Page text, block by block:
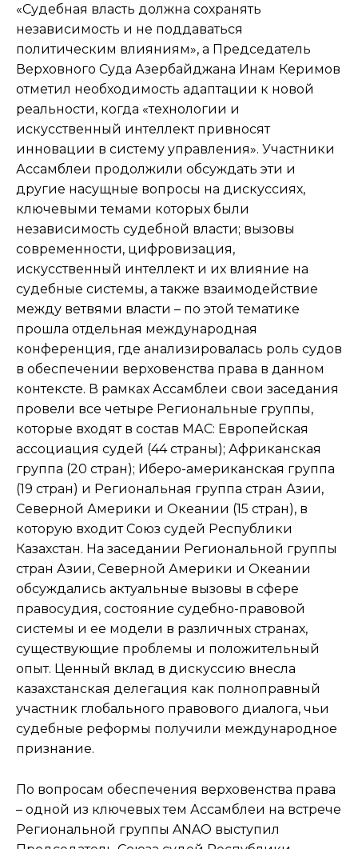
«Судебная власть должна сохранять
независимость и не поддаваться
политическим влияниям», а Председатель
Верховного Суда Азербайджана Инам Керимов
отметил необходимость адаптации к новой
реальности, когда «технологии и
искусственный интеллект привносят
инновации в систему управления». Участники
Ассамблеи продолжили обсуждать эти и
другие насущные вопросы на дискуссиях,
ключевыми темами которых были
независимость судебной власти; вызовы
современности, цифровизация,
искусственный интеллект и их влияние на
судебные системы, а также взаимодействие
между ветвями власти – по этой тематике
прошла отдельная международная
конференция, где анализировалась роль судов
в обеспечении верховенства права в данном
контексте. В рамках Ассамблеи свои заседания
провели все четыре Региональные группы,
которые входят в состав МАС: Европейская
ассоциация судей (44 страны); Африканская
группа (20 стран); Иберо-американская группа
(19 стран) и Региональная группа стран Азии,
Северной Америки и Океании (15 стран), в
которую входит Союз судей Республики
Казахстан. На заседании Региональной группы
стран Азии, Северной Америки и Океании
обсуждались актуальные вызовы в сфере
правосудия, состояние судебно-правовой
системы и ее модели в различных странах,
существующие проблемы и положительный
опыт. Ценный вклад в дискуссию внесла
казахстанская делегация как полноправный
участник глобального правового диалога, чьи
судебные реформы получили международное
признание.
По вопросам обеспечения верховенства права
– одной из ключевых тем Ассамблеи на встрече
Региональной группы ANAO выступил